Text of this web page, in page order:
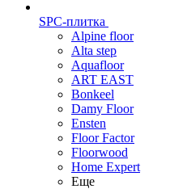
SPC-плитка
Alpine floor
Alta step
Aquafloor
ART EAST
Bonkeel
Damy Floor
Ensten
Floor Factor
Floorwood
Home Expert
Еще